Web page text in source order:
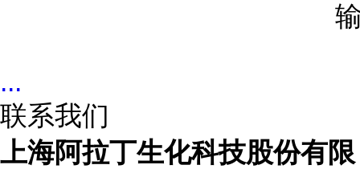
...
联系我们
上海阿拉丁生化科技股份有限